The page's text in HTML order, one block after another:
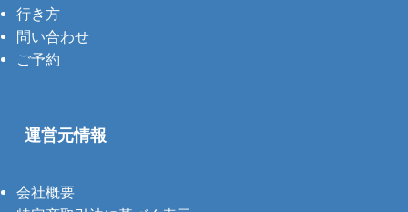
行き方
問い合わせ
ご予約
運営元情報
会社概要